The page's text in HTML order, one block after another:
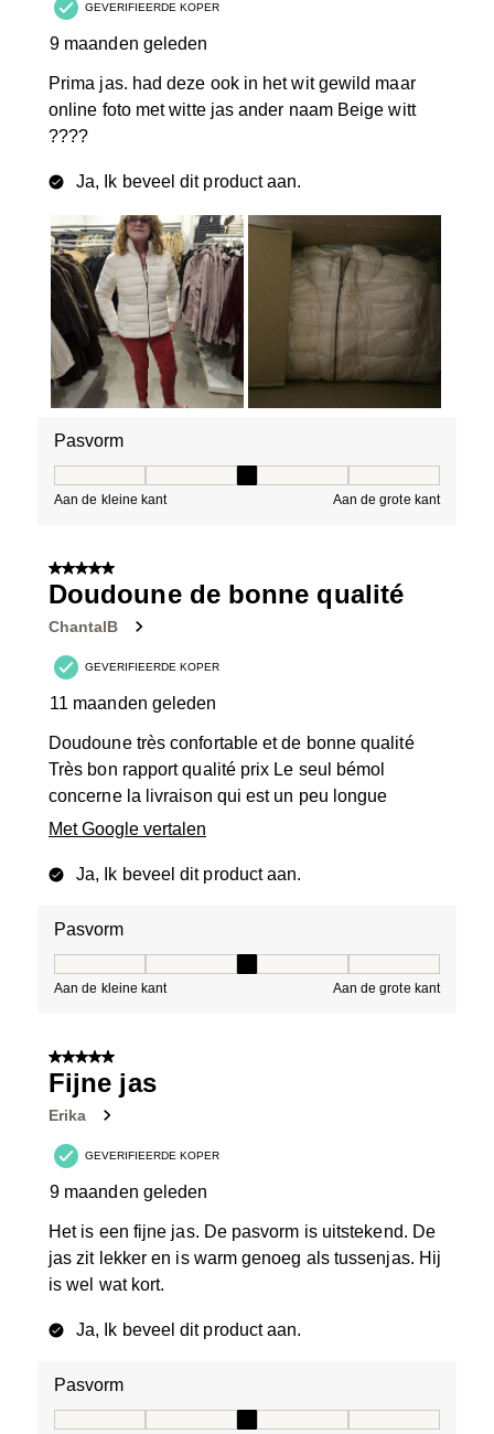
GEVERIFIEERDE KOPER
9 maanden geleden
Prima jas. had deze ook in het wit gewild maar
online foto met witte jas ander naam Beige witt
????
Ja, Ik beveel dit product aan.
Pasvorm
Aan de kleine kant Aan de grote kant
5 van 5 sterren.
Doudoune de bonne qualité
ChantalB
GEVERIFIEERDE KOPER
11 maanden geleden
Doudoune très confortable et de bonne qualité
Très bon rapport qualité prix Le seul bémol
concerne la livraison qui est un peu longue
Met Google vertalen
Ja, Ik beveel dit product aan.
Pasvorm
Aan de kleine kant Aan de grote kant
5 van 5 sterren.
Fijne jas
Erika
GEVERIFIEERDE KOPER
9 maanden geleden
Het is een fijne jas. De pasvorm is uitstekend. De
jas zit lekker en is warm genoeg als tussenjas. Hij
is wel wat kort.
Ja, Ik beveel dit product aan.
Pasvorm